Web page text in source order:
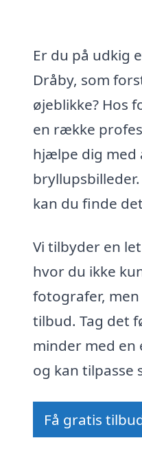
Er du på udkig
Dråby, som
øjeblikke? Hos
en række
hjælpe dig
kan du finde
Vi tilbyder en
hvor du ikke
fotografer,
tilbud. Tag det
minder med
og kan tilpasse
Få gratis